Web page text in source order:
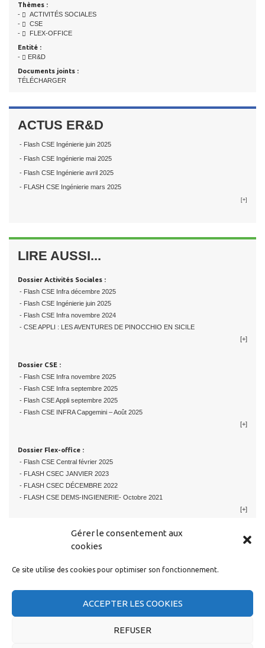
Gérer le consentement aux
cookies
Ce site utilise des cookies pour optimiser son fonctionnement.
ACCEPTER LES COOKIES
REFUSER
Thèmes :
-
ACTIVITÉS SOCIALES
-
CSE
-
FLEX-OFFICE
Entité :
-
ER&D
Documents joints :
TÉLÉCHARGER
ACTUS ER&D
- Flash CSE Ingénierie juin 2025
- Flash CSE Ingénierie mai 2025
- Flash CSE Ingénierie avril 2025
- FLASH CSE Ingénierie mars 2025
[+]
LIRE AUSSI...
Dossier Activités Sociales :
- Flash CSE Infra décembre 2025
- Flash CSE Ingénierie juin 2025
- Flash CSE Infra novembre 2024
- CSE APPLI : LES AVENTURES DE PINOCCHIO EN SICILE
[+]
Dossier CSE :
- Flash CSE Infra novembre 2025
- Flash CSE Infra septembre 2025
- Flash CSE Appli septembre 2025
- Flash CSE INFRA Capgemini – Août 2025
[+]
Dossier Flex-office :
- Flash CSE Central février 2025
- FLASH CSEC JANVIER 2023
- FLASH CSEC DÉCEMBRE 2022
- FLASH CSE DEMS-INGIENERIE- Octobre 2021
[+]
RESTER EN CONTACT